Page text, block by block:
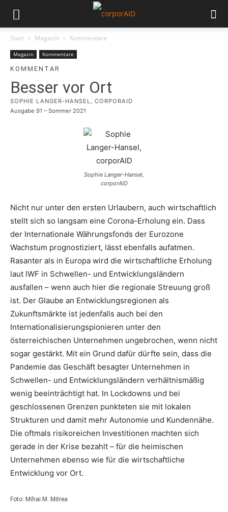
Start Magazin Kommentare
Magazin Kommentare
KOMMENTAR
Besser vor Ort
SOPHIE LANGER-HANSEL, CORPORAID
Ausgabe 91 – Sommer 2021
Sophie Langer-Hansel,
corporAID
Nicht nur unter den ersten Urlaubern, auch wirtschaftlich
stellt sich so langsam eine Corona-Erholung ein. Dass
der Internationale Währungsfonds der Eurozone
Wachstum prognostiziert, lässt ebenfalls aufatmen.
Rasanter als in Europa wird die wirtschaftliche Erholung
laut IWF in Schwellen- und Entwicklungsländern
ausfallen – wenn auch hier die regionale Streuung groß
ist. Der Glaube an Entwicklungsregionen als
Zukunftsmärkte ist jedenfalls auch bei den
Internationalisierungspionieren unter den
österreichischen Unternehmen ungebrochen, wenn nicht
sogar gestärkt. Mit ein Grund dafür dürfte sein, dass die
Pandemie das Geschäft besagter Unternehmen in
Schwellen- und Entwicklungsländern verhältnismäßig
wenig beeinträchtigt hat. In Lockdowns und bei
geschlossenen Grenzen punkteten sie mit lokalen
Strukturen und damit mehr Autonomie und Kundennähe.
Die oftmals risikoreichen Investitionen machten sich
gerade in der Krise bezahlt – für die heimischen
Unternehmen ebenso wie für die wirtschaftliche
Entwicklung vor Ort.
Foto: Mihai M. Mitrea